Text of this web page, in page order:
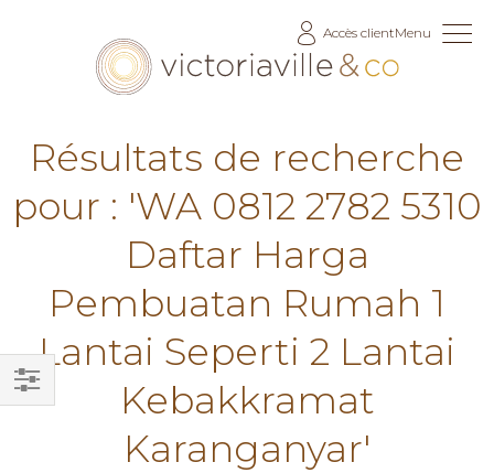
Accès clientMenu
Résultats de recherche
pour : 'WA 0812 2782 5310
Daftar Harga
Pembuatan Rumah 1
Lantai Seperti 2 Lantai
Kebakkramat
Karanganyar'
Filtrer